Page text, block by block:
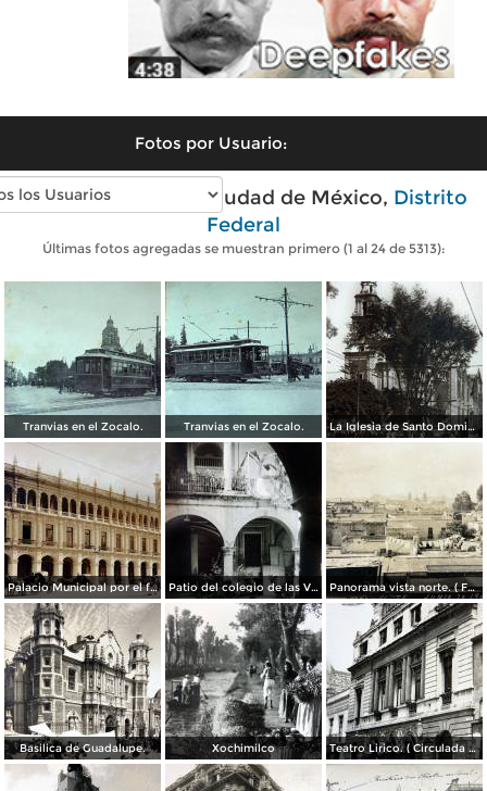
Fotos por Usuario:
Fotos antiguas de Ciudad de México, Distrito
Federal
Últimas fotos agregadas se muestran primero (1 al 24 de 5313):
Tranvias en el Zocalo. Tranvias en el Zocalo. La Iglesia de Santo Domingo.
Palacio Municipal por el fotografo Hugo Brehme.. Patio del colegio de las Vizcainas por el fotografo Hugo Brehme. Panorama vista norte. ( Fechada el 20 de Junio de 1905 ).
Basilica de Guadalupe. Xochimilco Teatro Lirico. ( Circulada el 1 de Agosto de 1926 ).